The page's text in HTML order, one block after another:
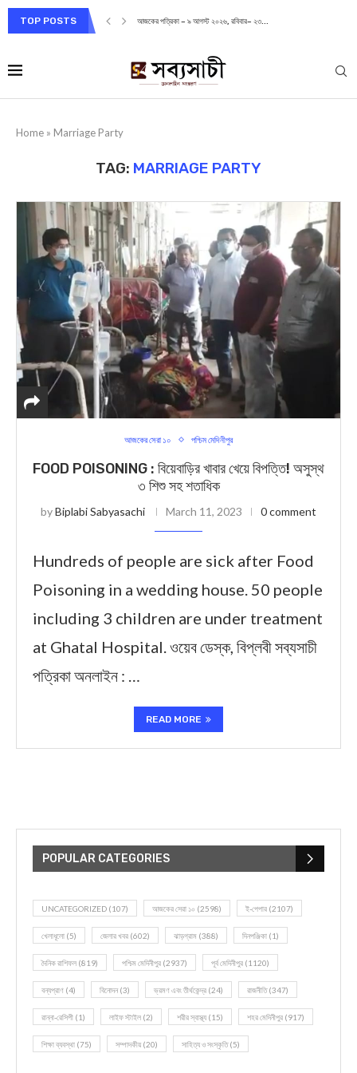
TOP POSTS আজকের পত্রিকা – ৯ আগস্ট ২০২৬, রবিবার– ২৩...
Home » Marriage Party
TAG: MARRIAGE PARTY
আজকের সেরা ১০ পশ্চিম মেদিনীপুর
FOOD POISONING : বিয়েবাড়ির খাবার খেয়ে বিপত্তি! অসুস্থ
৩ শিশু সহ শতাধিক
byBiplabi Sabyasachi March 11, 2023 0 comment
Hundreds of people are sick after Food
Poisoning in a wedding house. 50 people
including 3 children are under treatment
at Ghatal Hospital. ওয়েব ডেস্ক, বিপ্লবী সব্যসাচী
পত্রিকা অনলাইন : …
READ MORE
POPULAR CATEGORIES
UNCATEGORIZED (107) আজকের সেরা ১০ (2598) ই-পেপার (2107)
খেলাধূলো (5) জেলার খবর (602) ঝাড়গ্রাম (388) দিনপঞ্জিকা (1)
দৈনিক রাশিফল (819) পশ্চিম মেদিনীপুর (2937) পূর্ব মেদিনীপুর (1120)
বন্যপ্রাণ (4) বিনোদন(3) ভ্রমণ এবং তীর্থকেন্দ্র (24) রাজনীতি(347)
রান্না-রেসিপী (1) লাইফ স্টাইল (2) শরীর স্বাস্থ্য (15) শহর মেদিনীপুর (917)
শিক্ষা ব্যবস্থা (75) সম্পাদকীয় (20) সাহিত্য ও সংস্কৃতি(5)